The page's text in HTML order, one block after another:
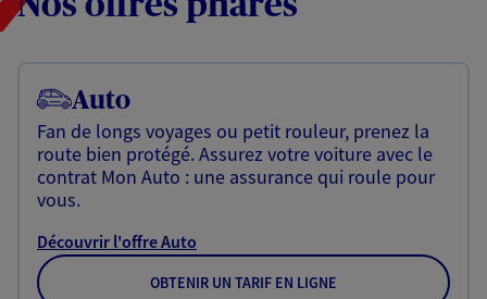
Auto
Fan de longs voyages ou petit rouleur, prenez la
route bien protégé. Assurez votre voiture avec le
contrat Mon Auto : une assurance qui roule pour
vous.
Découvrir l'offre Auto
OBTENIR UN TARIF EN LIGNE